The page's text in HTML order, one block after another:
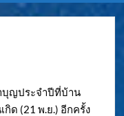
เคราะห์
บุญประจำปีที่บ้าน
กิด (21 พ.ย.) อีกครั้ง